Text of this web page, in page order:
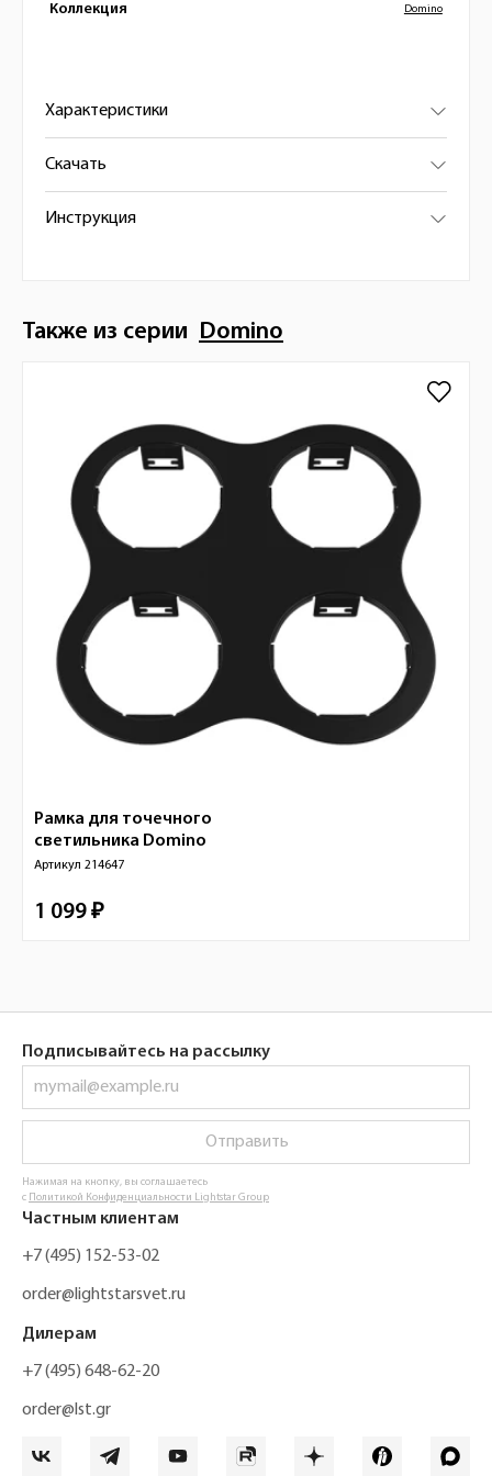
Коллекция Domino
Характеристики
Скачать
Инструкция
Также из серии Domino
Рамка для точечного
светильника Domino
Артикул 214647
1 099 ₽
Подписывайтесь на рассылку
Отправить
Нажимая на кнопку, вы соглашаетесь
с Политикой Конфиденциальности Lightstar Group
Частным клиентам
+7 (495) 152-53-02
order@lightstarsvet.ru
Дилерам
+7 (495) 648-62-20
order@lst.gr